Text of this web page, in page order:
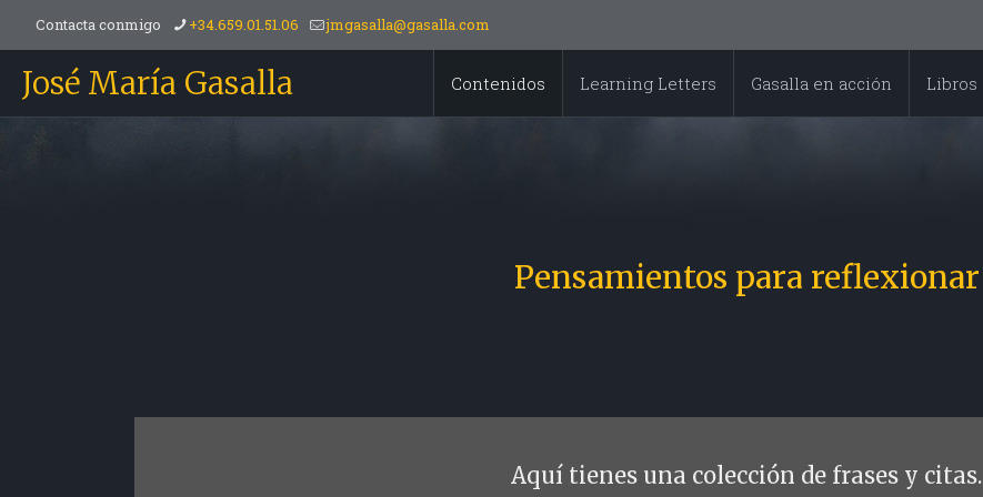
Contacta conmigo +34.659.01.51.06 jmgasalla@gasalla.com
José María Gasalla Contenidos Learning Letters Gasalla en acción Libros
Pensamientos para reflexionar
Aquí tienes una colección de frases y citas.